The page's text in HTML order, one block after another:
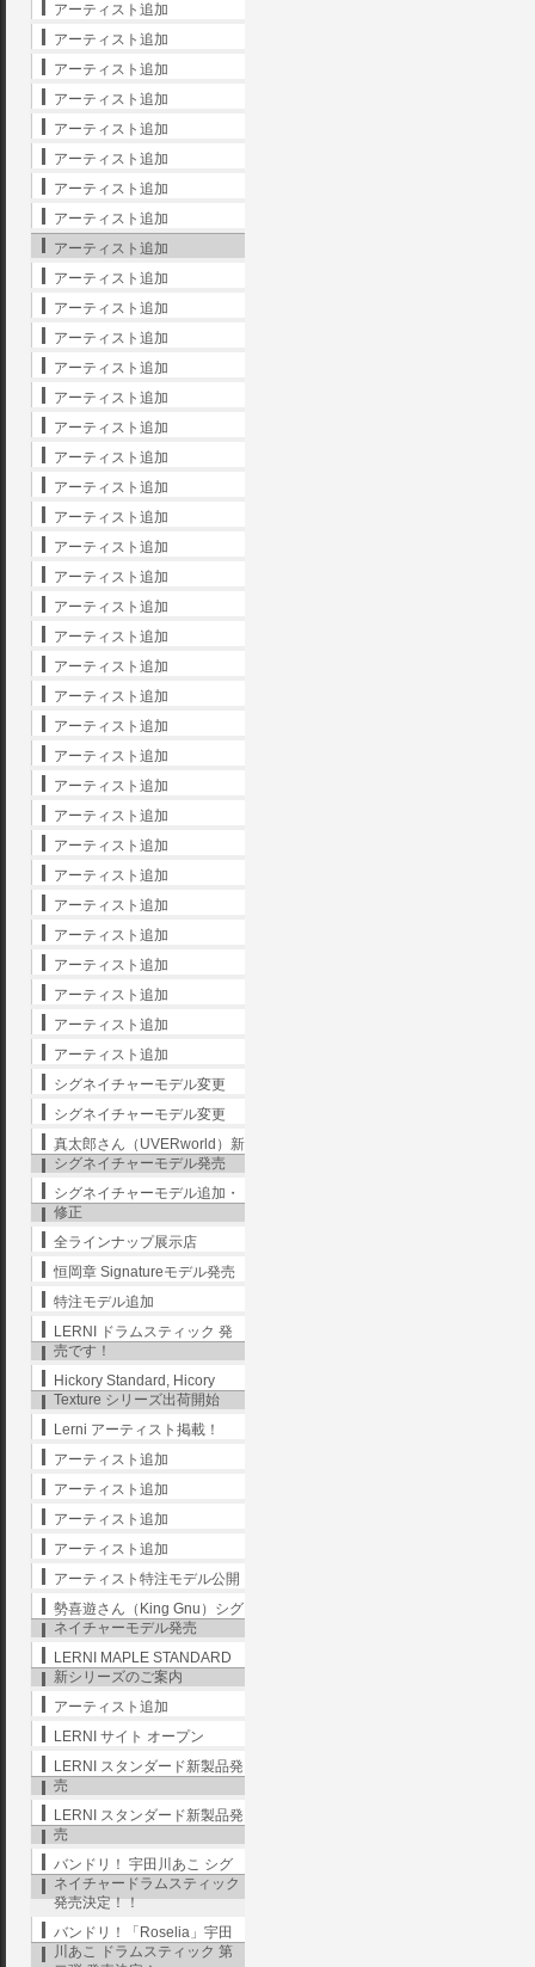
アーティスト追加
アーティスト追加
アーティスト追加
アーティスト追加
アーティスト追加
アーティスト追加
アーティスト追加
アーティスト追加
アーティスト追加
アーティスト追加
アーティスト追加
アーティスト追加
アーティスト追加
アーティスト追加
アーティスト追加
アーティスト追加
アーティスト追加
アーティスト追加
アーティスト追加
アーティスト追加
アーティスト追加
アーティスト追加
アーティスト追加
アーティスト追加
アーティスト追加
アーティスト追加
アーティスト追加
アーティスト追加
アーティスト追加
アーティスト追加
アーティスト追加
アーティスト追加
アーティスト追加
アーティスト追加
アーティスト追加
アーティスト追加
シグネイチャーモデル変更
シグネイチャーモデル変更
真太郎さん（UVERworld）新
シグネイチャーモデル発売
シグネイチャーモデル追加・
修正
全ラインナップ展示店
恒岡章 Signatureモデル発売
特注モデル追加
LERNI ドラムスティック 発
売です！
Hickory Standard, Hicory
Texture シリーズ出荷開始
Lerni アーティスト掲載！
アーティスト追加
アーティスト追加
アーティスト追加
アーティスト追加
アーティスト特注モデル公開
勢喜遊さん（King Gnu）シグ
ネイチャーモデル発売
LERNI MAPLE STANDARD
新シリーズのご案内
アーティスト追加
LERNI サイト オープン
LERNI スタンダード新製品発
売
LERNI スタンダード新製品発
売
バンドリ！ 宇田川あこ シグ
ネイチャードラムスティック
発売決定！！
バンドリ！「Roselia」宇田
川あこ ドラムスティック 第